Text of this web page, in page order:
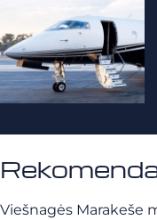
Viešnagės Marakeše